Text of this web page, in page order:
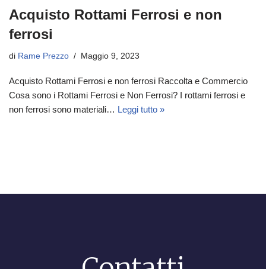
Acquisto Rottami Ferrosi e non
ferrosi
di Rame Prezzo Maggio 9, 2023
Acquisto Rottami Ferrosi e non ferrosi Raccolta e Commercio
Cosa sono i Rottami Ferrosi e Non Ferrosi? I rottami ferrosi e
non ferrosi sono materiali… Leggi tutto »